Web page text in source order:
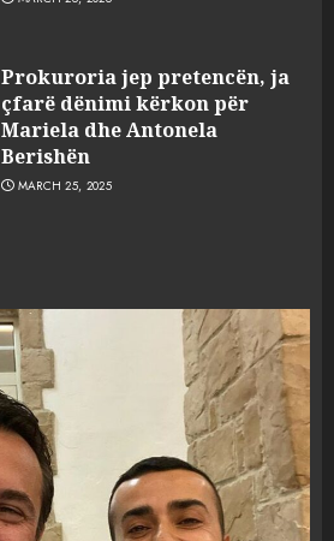
Prokuroria jep pretencën, ja
çfarë dënimi kërkon për
Mariela dhe Antonela
Berishën
MARCH 25, 2025